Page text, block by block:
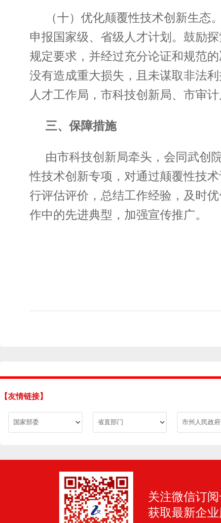
（十）优化颠覆性技术创新生
申报国家级、省级人才计划。鼓励
规定要求，并经过充分论证和规范
没有造成重大损失，且未谋取非法
人才工作局，市科技创新局、市审
三、保障措施
由市科技创新局牵头，会同武创
性技术创新专项，对通过颠覆性技
行评估评价，总结工作经验，及时
作中的先进典型，加强宣传推广。
【友情链接】
关注微信订
获取最新企